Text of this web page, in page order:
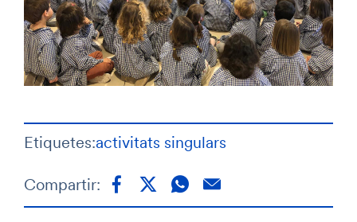
Etiquetes:activitats singulars
Compartir: